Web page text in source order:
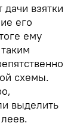
взятки
его
ему
схемы.
выделить